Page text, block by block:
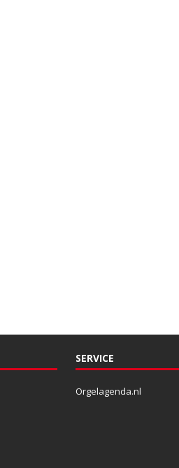
SERVICE
Orgelagenda.nl